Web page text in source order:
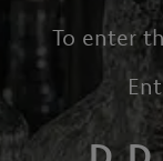
To enter